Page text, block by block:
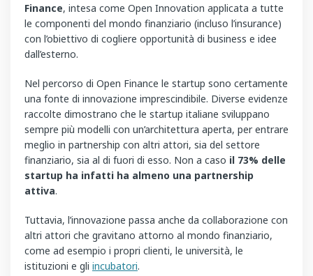
Finance, intesa come Open Innovation applicata a tutte
le componenti del mondo finanziario (incluso l’insurance)
con l’obiettivo di cogliere opportunità di business e idee
dall’esterno.
Nel percorso di Open Finance le startup sono certamente
una fonte di innovazione imprescindibile. Diverse evidenze
raccolte dimostrano che le startup italiane sviluppano
sempre più modelli con un’architettura aperta, per entrare
meglio in partnership con altri attori, sia del settore
finanziario, sia al di fuori di esso. Non a caso il 73% delle
startup ha infatti ha almeno una partnership
attiva.
Tuttavia, l’innovazione passa anche da collaborazione con
altri attori che gravitano attorno al mondo finanziario,
come ad esempio i propri clienti, le università, le
istituzioni e gli incubatori.